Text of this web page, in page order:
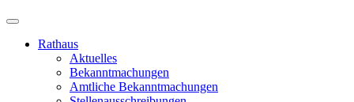
Rathaus
Aktuelles
Bekanntmachungen
Amtliche Bekanntmachungen